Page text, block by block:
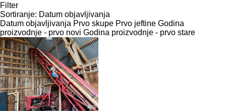
Filter
Sortiranje: Datum objavljivanja
Datum objavljivanja Prvo skupe Prvo jeftine Godina
proizvodnje - prvo novi Godina proizvodnje - prvo stare